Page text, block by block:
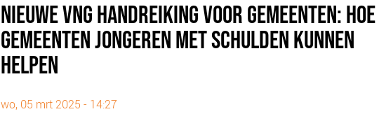
NIEUWE VNG HANDREIKING VOOR GEMEENTEN: HOE
GEMEENTEN JONGEREN MET SCHULDEN KUNNEN
HELPEN
wo, 05 mrt 2025 - 14:27